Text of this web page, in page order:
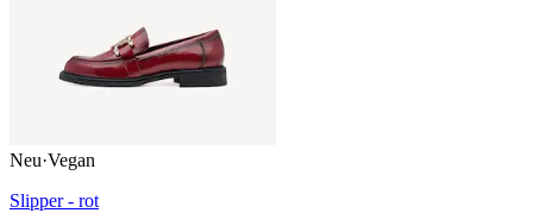
Neu·Vegan
Slipper - rot